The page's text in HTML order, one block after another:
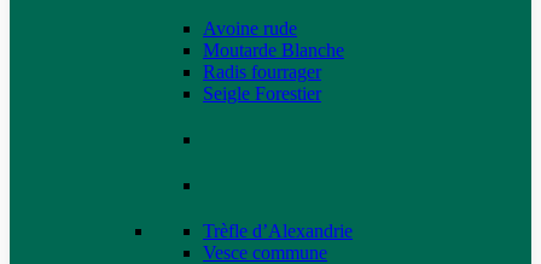
Avoine rude
Moutarde Blanche
Radis fourrager
Seigle Forestier
Trèfle d’Alexandrie
Vesce commune